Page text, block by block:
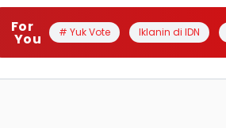
For
You # Yuk Vote Iklanin di IDN